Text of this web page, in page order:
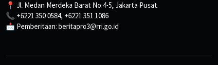
📍 Jl. Medan Merdeka Barat No.4-5, Jakarta Pusat.
📞 +6221 350 0584, +6221 351 1086
📩 Pemberitaan: beritapro3@rri.go.id